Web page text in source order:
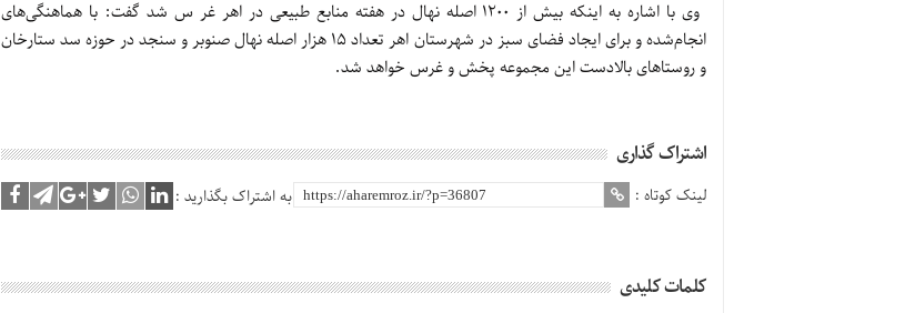
وی با اشاره به اینکه بیش از 1200 اصله نهال در هفته منابع طبیعی در اهر غر س شد گفت: با هماهنگی‌های
انجام‌شده و برای ایجاد فضای سبز در شهرستان اهر تعداد 15 هزار اصله نهال صنوبر و سنجد در حوزه سد ستارخان
و روستاهای بالادست این مجموعه پخش و غرس خواهد شد.
اشتراک گذاری
لینک کوتاه : به اشتراک بگذارید :
کلمات کلیدی